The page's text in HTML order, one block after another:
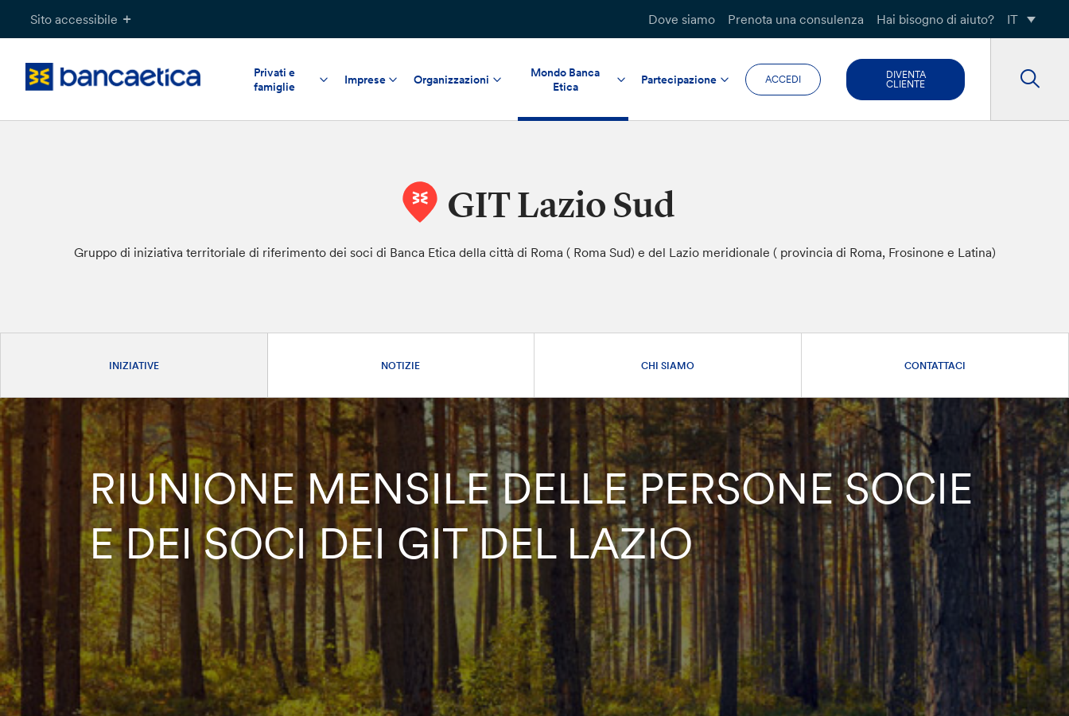
Sito accessibile Dove siamo Prenota una consulenza Hai bisogno di aiuto? IT
Privati e
famiglie
Imprese Organizzazioni
Mondo Banca
Etica
Partecipazione ACCEDI
DIVENTA
CLIENTE
GIT Lazio Sud
Gruppo di iniziativa territoriale di riferimento dei soci di Banca Etica della città di Roma ( Roma Sud) e del Lazio meridionale ( provincia di Roma, Frosinone e Latina)
INIZIATIVE NOTIZIE CHI SIAMO CONTATTACI
RIUNIONE MENSILE DELLE PERSONE SOCIE
E DEI SOCI DEI GIT DEL LAZIO